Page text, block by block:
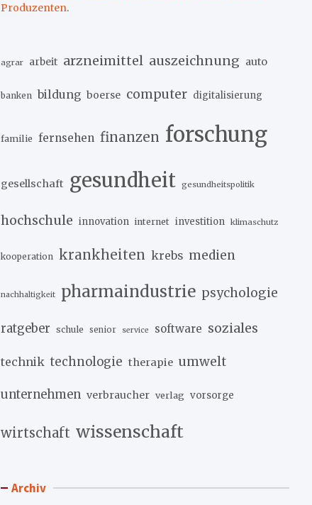
Produzenten.
agrar arbeit arzneimittel auszeichnung auto
banken bildung boerse computer digitalisierung
familie fernsehen finanzen forschung
gesellschaft gesundheit gesundheitspolitik
hochschule innovation internet investition klimaschutz
kooperation krankheiten krebs medien
nachhaltigkeit pharmaindustrie psychologie
ratgeber schule senior service software soziales
technik technologie therapie umwelt
unternehmen verbraucher verlag vorsorge
wirtschaft wissenschaft
Archiv